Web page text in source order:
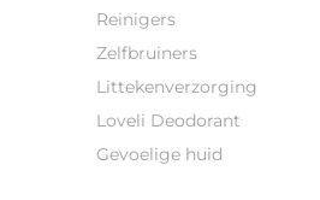
Reinigers
Zelfbruiners
Littekenverzorging
Loveli Deodorant
Gevoelige huid